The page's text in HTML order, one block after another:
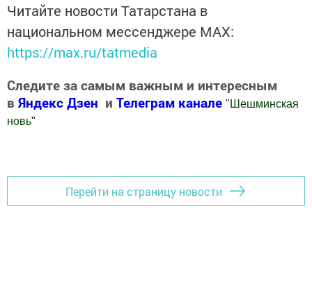
Читайте новости Татарстана в
национальном мессенджере MАХ:
https://max.ru/tatmedia
Следите за самым важным и интересным
в Яндекс Дзен и Телеграм канале " Шешминская
новь"
Перейти на страницу новости